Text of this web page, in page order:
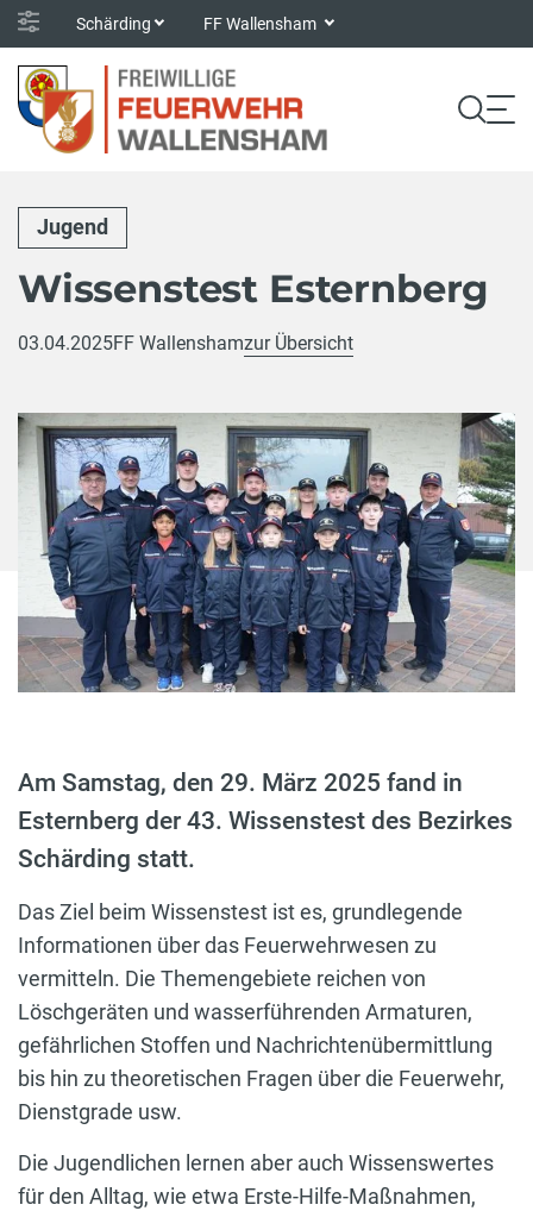
Schärding FF Wallensham
Jugend
Wissenstest Esternberg
03.04.2025FF Wallenshamzur Übersicht
Am Samstag, den 29. März 2025 fand in
Esternberg der 43. Wissenstest des Bezirkes
Schärding statt.
Das Ziel beim Wissenstest ist es, grundlegende
Informationen über das Feuerwehrwesen zu
vermitteln. Die Themengebiete reichen von
Löschgeräten und wasserführenden Armaturen,
gefährlichen Stoffen und Nachrichtenübermittlung
bis hin zu theoretischen Fragen über die Feuerwehr,
Dienstgrade usw.
Die Jugendlichen lernen aber auch Wissenswertes
für den Alltag, wie etwa Erste-Hilfe-Maßnahmen,